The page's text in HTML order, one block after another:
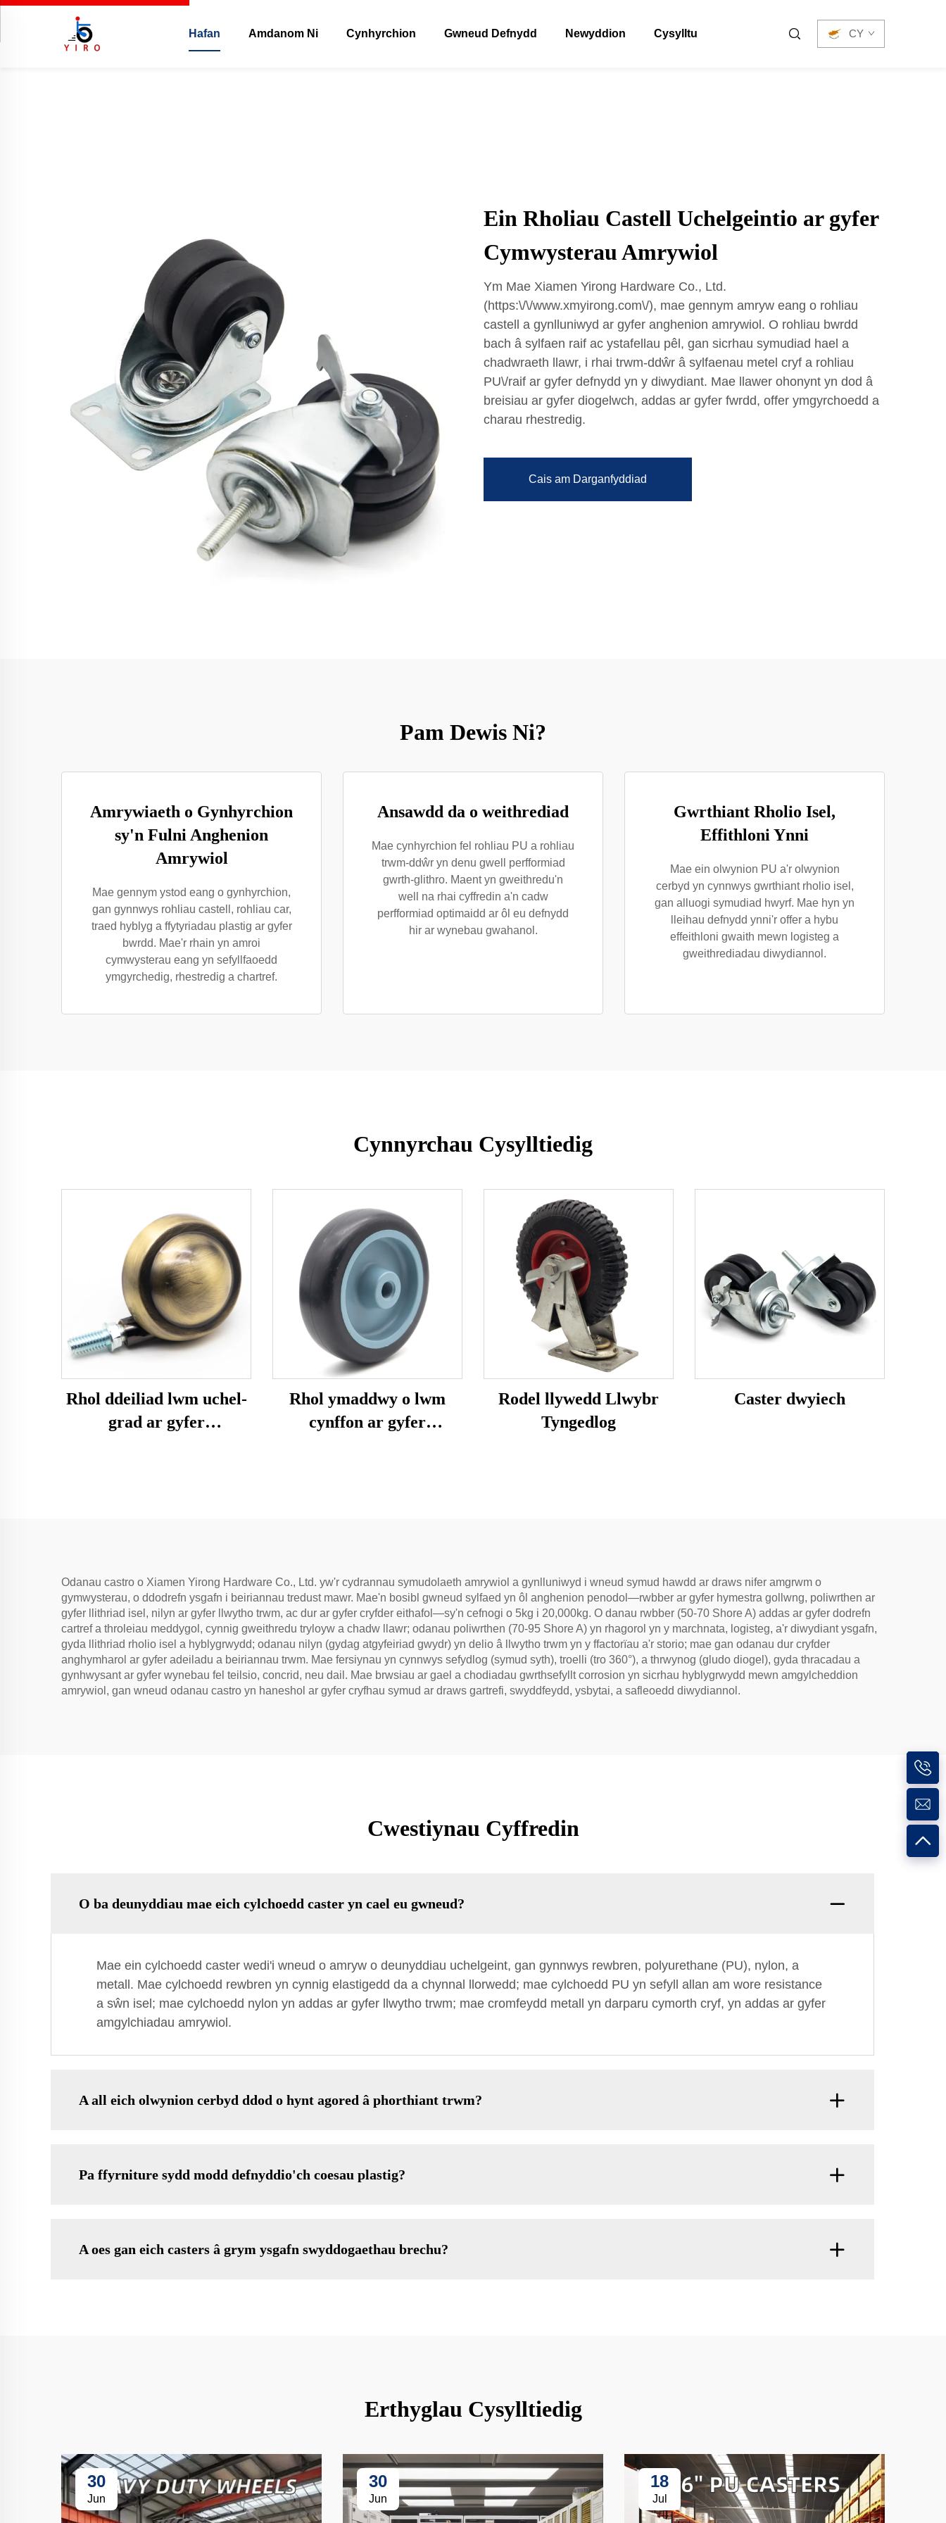
Hafan Amdanom Ni Cynhyrchion Gwneud Defnydd Newyddion Cysylltu CY
Ein Rholiau Castell Uchelgeintio ar gyfer
Cymwysterau Amrywiol
Ym Mae Xiamen Yirong Hardware Co., Ltd.
(https:\/\/www.xmyirong.com\/), mae gennym amryw eang o rohliau
castell a gynlluniwyd ar gyfer anghenion amrywiol. O rohliau bwrdd
bach â sylfaen raif ac ystafellau pêl, gan sicrhau symudiad hael a
chadwraeth llawr, i rhai trwm-ddŵr â sylfaenau metel cryf a rohliau
PU\/raif ar gyfer defnydd yn y diwydiant. Mae llawer ohonynt yn dod â
breisiau ar gyfer diogelwch, addas ar gyfer fwrdd, offer ymgyrchoedd a
charau rhestredig.
Cais am Darganfyddiad
Pam Dewis Ni?
Amrywiaeth o Gynhyrchion
sy'n Fulni Anghenion
Amrywiol
Mae gennym ystod eang o gynhyrchion,
gan gynnwys rohliau castell, rohliau car,
traed hyblyg a ffytyriadau plastig ar gyfer
bwrdd. Mae'r rhain yn amroi
cymwysterau eang yn sefyllfaoedd
ymgyrchedig, rhestredig a chartref.
Ansawdd da o weithrediad
Mae cynhyrchion fel rohliau PU a rohliau
trwm-ddŵr yn denu gwell perfformiad
gwrth-glithro. Maent yn gweithredu'n
well na rhai cyffredin a'n cadw
perfformiad optimaidd ar ôl eu defnydd
hir ar wynebau gwahanol.
Gwrthiant Rholio Isel,
Effithloni Ynni
Mae ein olwynion PU a'r olwynion
cerbyd yn cynnwys gwrthiant rholio isel,
gan alluogi symudiad hwyrf. Mae hyn yn
lleihau defnydd ynni'r offer a hybu
effeithloni gwaith mewn logisteg a
gweithrediadau diwydiannol.
Cynnyrchau Cysylltiedig
Rhol ddeiliad lwm uchel-
grad ar gyfer
Rhol ymaddwy o lwm
cynffon ar gyfer
Rodel llywedd Llwybr
Tyngedlog
Caster dwyiech
Odanau castro o Xiamen Yirong Hardware Co., Ltd. yw'r cydrannau symudolaeth amrywiol a gynlluniwyd i wneud symud hawdd ar draws nifer amgrwm o
gymwysterau, o ddodrefn ysgafn i beiriannau tredust mawr. Mae'n bosibl gwneud sylfaed yn ôl anghenion penodol—rwbber ar gyfer hymestra gollwng, poliwrthen ar
gyfer llithriad isel, nilyn ar gyfer llwytho trwm, ac dur ar gyfer cryfder eithafol—sy'n cefnogi o 5kg i 20,000kg. O danau rwbber (50-70 Shore A) addas ar gyfer dodrefn
cartref a throleiau meddygol, cynnig gweithredu tryloyw a chadw llawr; odanau poliwrthen (70-95 Shore A) yn rhagorol yn y marchnata, logisteg, a'r diwydiant ysgafn,
gyda llithriad rholio isel a hyblygrwydd; odanau nilyn (gydag atgyfeiriad gwydr) yn delio â llwytho trwm yn y ffactorïau a'r storio; mae gan odanau dur cryfder
anghymharol ar gyfer adeiladu a beiriannau trwm. Mae fersiynau yn cynnwys sefydlog (symud syth), troelli (tro 360°), a thrwynog (gludo diogel), gyda thracadau a
gynhwysant ar gyfer wynebau fel teilsio, concrid, neu dail. Mae brwsiau ar gael a chodiadau gwrthsefyllt corrosion yn sicrhau hyblygrwydd mewn amgylcheddion
amrywiol, gan wneud odanau castro yn haneshol ar gyfer cryfhau symud ar draws gartrefi, swyddfeydd, ysbytai, a safleoedd diwydiannol.
Cwestiynau Cyffredin
O ba deunyddiau mae eich cylchoedd caster yn cael eu gwneud?
Mae ein cylchoedd caster wedi'i wneud o amryw o deunyddiau uchelgeint, gan gynnwys rewbren, polyurethane (PU), nylon, a
metall. Mae cylchoedd rewbren yn cynnig elastigedd da a chynnal llorwedd; mae cylchoedd PU yn sefyll allan am wore resistance
a sŵn isel; mae cylchoedd nylon yn addas ar gyfer llwytho trwm; mae cromfeydd metall yn darparu cymorth cryf, yn addas ar gyfer
amgylchiadau amrywiol.
A all eich olwynion cerbyd ddod o hynt agored â phorthiant trwm?
Pa ffyrniture sydd modd defnyddio'ch coesau plastig?
A oes gan eich casters â grym ysgafn swyddogaethau brechu?
Erthyglau Cysylltiedig
30
Jun
30
Jun
18
Jul